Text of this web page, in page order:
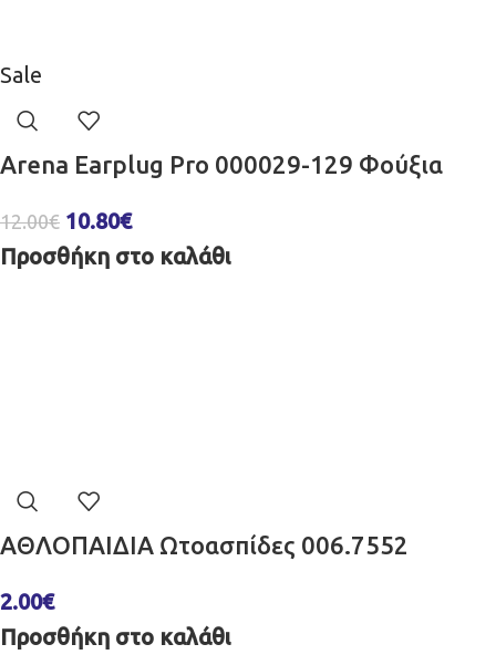
Sale
Arena Earplug Pro 000029-129 Φούξια
12.00€ 10.80€
Προσθήκη στο καλάθι
ΑΘΛΟΠΑΙΔΙΑ Ωτοασπίδες 006.7552
2.00€
Προσθήκη στο καλάθι